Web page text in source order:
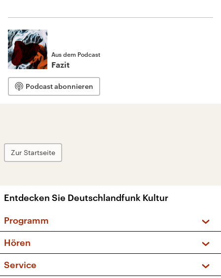
Aus dem Podcast
Fazit
Podcast abonnieren
Zur Startseite
Entdecken Sie Deutschlandfunk Kultur
Programm
Sendungen und Podcasts
Musikliste
Hören
Service